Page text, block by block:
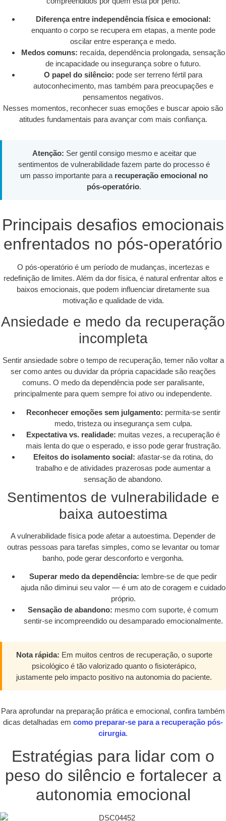
Diferença entre independência física e emocional:
enquanto o corpo se recupera em etapas, a mente pode
oscilar entre esperança e medo.
Medos comuns: recaída, dependência prolongada, sensação
de incapacidade ou insegurança sobre o futuro.
O papel do silêncio: pode ser terreno fértil para
autoconhecimento, mas também para preocupações e
pensamentos negativos.
Nesses momentos, reconhecer suas emoções e buscar apoio são
atitudes fundamentais para avançar com mais confiança.
Atenção: Ser gentil consigo mesmo e aceitar que
sentimentos de vulnerabilidade fazem parte do processo é
um passo importante para a recuperação emocional no
pós-operatório.
Principais desafios emocionais
enfrentados no pós-operatório
O pós-operatório é um período de mudanças, incertezas e
redefinição de limites. Além da dor física, é natural enfrentar altos e
baixos emocionais, que podem influenciar diretamente sua
motivação e qualidade de vida.
Ansiedade e medo da recuperação
incompleta
Sentir ansiedade sobre o tempo de recuperação, temer não voltar a
ser como antes ou duvidar da própria capacidade são reações
comuns. O medo da dependência pode ser paralisante,
principalmente para quem sempre foi ativo ou independente.
Reconhecer emoções sem julgamento: permita-se sentir
medo, tristeza ou insegurança sem culpa.
Expectativa vs. realidade: muitas vezes, a recuperação é
mais lenta do que o esperado, e isso pode gerar frustração.
Efeitos do isolamento social: afastar-se da rotina, do
trabalho e de atividades prazerosas pode aumentar a
sensação de abandono.
Sentimentos de vulnerabilidade e
baixa autoestima
A vulnerabilidade física pode afetar a autoestima. Depender de
outras pessoas para tarefas simples, como se levantar ou tomar
banho, pode gerar desconforto e vergonha.
Superar medo da dependência: lembre-se de que pedir
ajuda não diminui seu valor — é um ato de coragem e cuidado
próprio.
Sensação de abandono: mesmo com suporte, é comum
sentir-se incompreendido ou desamparado emocionalmente.
Nota rápida: Em muitos centros de recuperação, o suporte
psicológico é tão valorizado quanto o fisioterápico,
justamente pelo impacto positivo na autonomia do paciente.
Para aprofundar na preparação prática e emocional, confira também
dicas detalhadas em como preparar-se para a recuperação pós-
cirurgia.
Estratégias para lidar com o
peso do silêncio e fortalecer a
autonomia emocional